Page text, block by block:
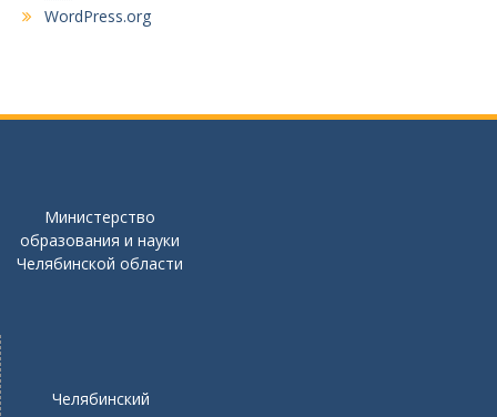
WordPress.org
Министерство
образования и науки
Челябинской области
Челябинский